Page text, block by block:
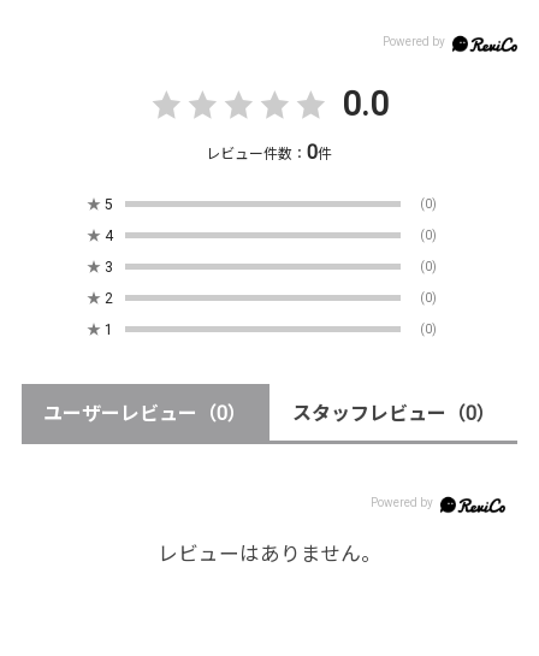
0.0
レビュー件数：0件
★ 5 (0)
★ 4 (0)
★ 3 (0)
★ 2 (0)
★ 1 (0)
ユーザーレビュー （0） スタッフレビュー （0）
レビューはありません。